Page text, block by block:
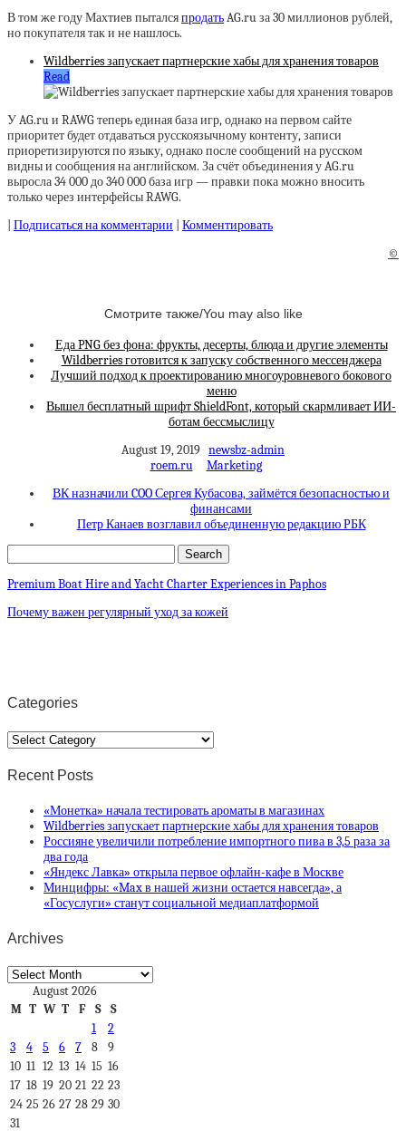
В том же году Махтиев пыталсяпродатьAG.ru за 30 миллионов рублей,
но покупателя так и не нашлось.
Wildberries запускает партнерские хабы для хранения товаров
Read
У AG.ru и RAWG теперь единая база игр, однако на первом сайте
приоритет будет отдаваться русскоязычному контенту, записи
приоретизируются по языку, однако после сообщений на русском
видны и сообщения на английском. За счёт объединения у AG.ru
выросла 34 000 до 340 000 база игр — правки пока можно вносить
только через интерфейсы RAWG.
Подписаться на комментарии
Комментировать
©
Смотрите также/You may also like
Еда PNG без фона: фрукты, десерты, блюда и другие элементы
Wildberries готовится к запуску собственного мессенджера
Лучший подход к проектированию многоуровневого бокового
меню
Вышел бесплатный шрифт ShieldFont, который скармливает ИИ-
ботам бессмыслицу
August 19, 2019 newsbz-admin
roem.ru
Marketing
ВК назначили COO Сергея Кубасова, займётся безопасностью и
финансами
Петр Канаев возглавил объединенную редакцию РБК
Premium Boat Hire and Yacht Charter Experiences in Paphos
Почему важен регулярный уход за кожей
Categories
Categories
Recent Posts
«Монетка» начала тестировать ароматы в магазинах
Wildberries запускает партнерские хабы для хранения товаров
Россияне увеличили потребление импортного пива в 3,5 раза за
два года
«Яндекс Лавка» открыла первое офлайн-кафе в Москве
Минцифры: «Max в нашей жизни остается навсегда», а
«Госуслуги» станут социальной медиаплатформой
Archives
Archives
August 2026
M T W T F S
S
1
2
3
4 5 6 7 8
9
10 11 12 13 14 15 16
17 18 19 20 21 22 23
24 25 26 27 28 29 30
31